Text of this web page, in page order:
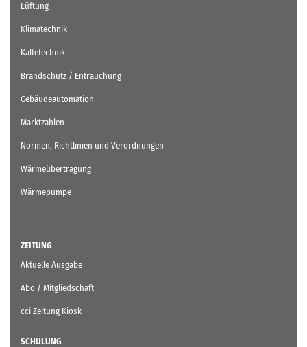
Lüftung
Klimatechnik
Kältetechnik
Brandschutz / Entrauchung
Gebäudeautomation
Marktzahlen
Normen, Richtlinien und Verordnungen
Wärmeübertragung
Wärmepumpe
ZEITUNG
Aktuelle Ausgabe
Abo / Mitgliedschaft
cci Zeitung Kiosk
SCHULUNG